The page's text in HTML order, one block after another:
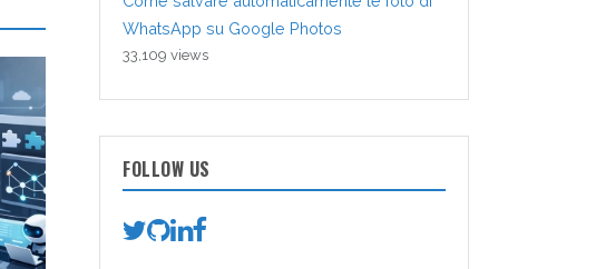
WhatsApp su Google Photos
33,109 views
FOLLOW US